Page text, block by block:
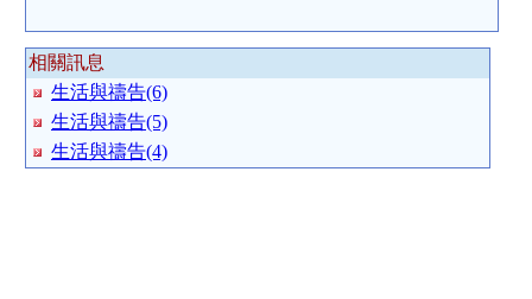
相關訊息
生活與禱告(6)
生活與禱告(5)
生活與禱告(4)